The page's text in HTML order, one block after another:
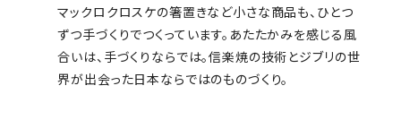
マックロクロスケの箸置きなど小さな商品も、ひとつ
ずつ手づくりでつくっています。あたたかみを感じる風
合いは、手づくりならでは。信楽焼の技術とジブリの世
界が出会った日本ならではのものづくり。